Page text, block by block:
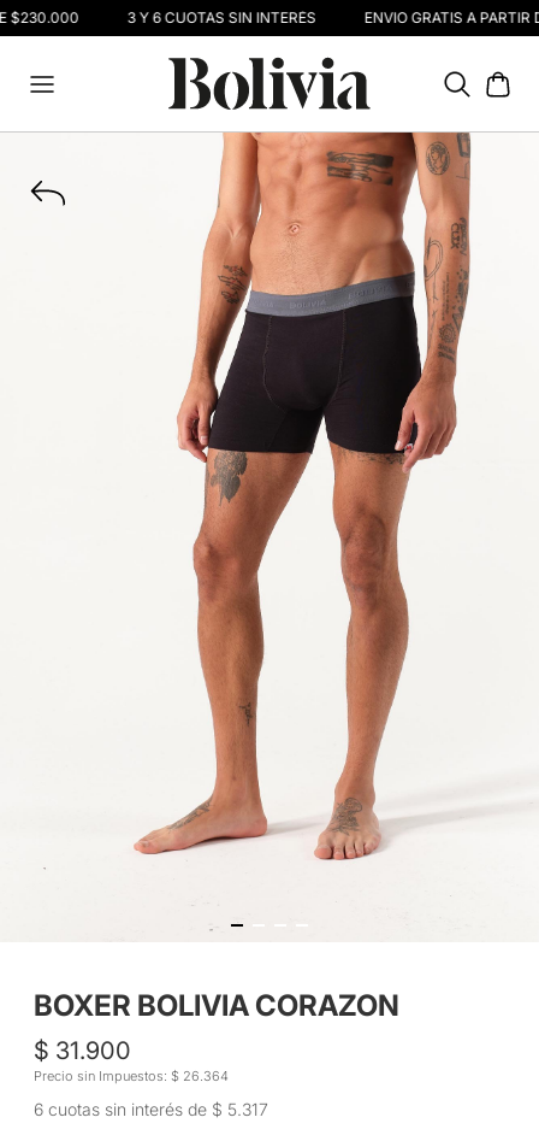
$230.000 3 Y 6 CUOTAS SIN INTERÉS ENVIO GRATIS A PARTIR
BOXER BOLIVIA CORAZON
$ 31.900
Precio sin Impuestos: $ 26.364
6 cuotas sin interés de $ 5.317